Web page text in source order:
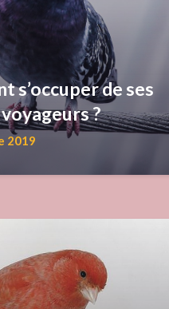
s’occuper de ses
?
2019